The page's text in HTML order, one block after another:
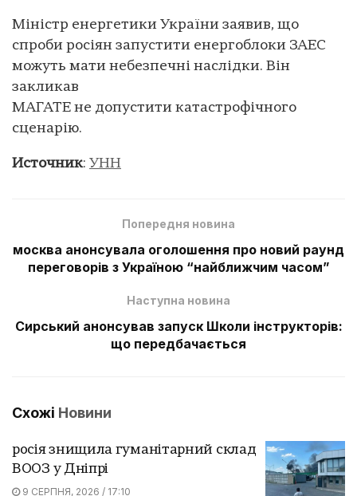
Міністр енергетики України заявив, що
спроби росіян запустити енергоблоки ЗАЕС
можуть мати небезпечні наслідки. Він
закликав
МАГАТЕ не допустити катастрофічного
сценарію.
Источник: УНН
Попередня новина
москва анонсувала оголошення про новий раунд
переговорів з Україною “найближчим часом”
Наступна новина
Сирський анонсував запуск Школи інструкторів:
що передбачається
Схожі Новини
росія знищила гуманітарний склад
ВООЗ у Дніпрі
9 СЕРПНЯ, 2026 / 17:10